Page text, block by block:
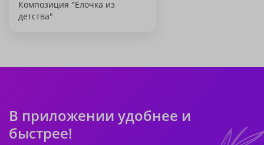
Композиция "Елочка из
детства"
В приложении удобнее и
быстрее!